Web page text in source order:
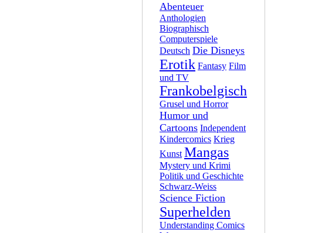
Abenteuer
Anthologien
Biographisch
Computerspiele
Deutsch Die Disneys
Erotik Fantasy Film
und TV
Frankobelgisch
Grusel und Horror
Humor und
Cartoons Independent
Kindercomics Krieg
Kunst Mangas
Mystery und Krimi
Politik und Geschichte
Schwarz-Weiss
Science Fiction
Superhelden
Understanding Comics